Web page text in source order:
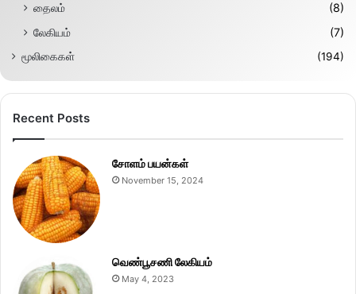
தைலம்
(8)
லேகியம்
(7)
மூலிகைகள் (194)
Recent Posts
சோளம் பயன்கள்
November 15, 2024
வெண்பூசணி லேகியம்
May 4, 2023